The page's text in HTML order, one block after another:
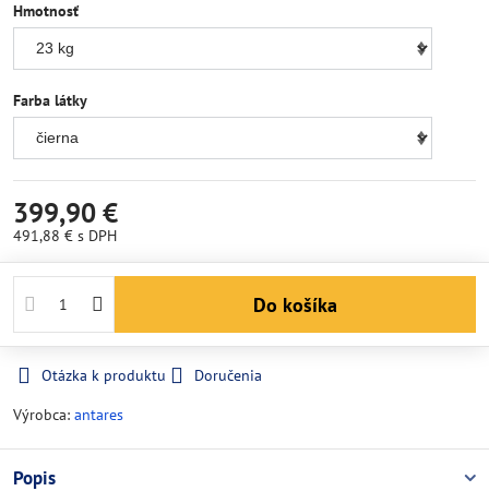
Hmotnosť
Farba látky
399,90 €
491,88 € s DPH
Do košíka
Otázka k produktu
Doručenia
Výrobca: antares
Popis